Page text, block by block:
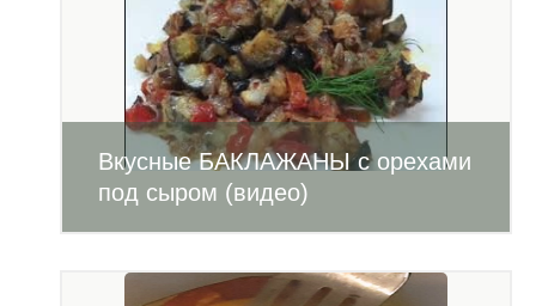
Вкусные БАКЛАЖАНЫ с орехами
под сыром (видео)